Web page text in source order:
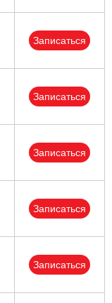
Записаться
Записаться
Записаться
Записаться
Записаться